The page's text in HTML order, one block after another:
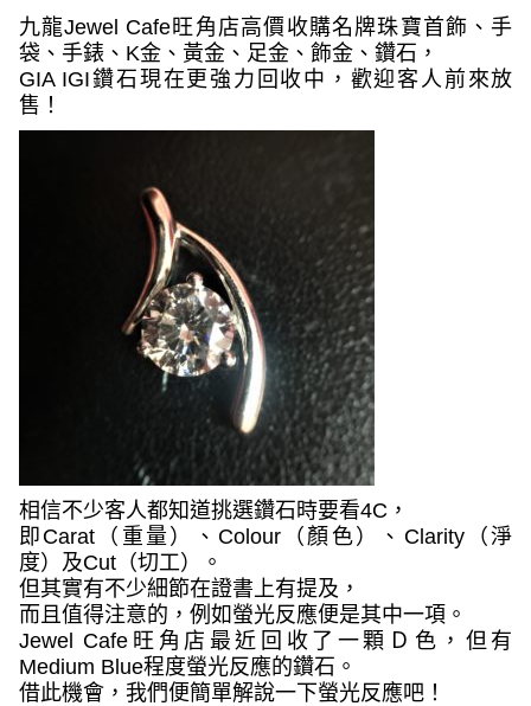
九龍Jewel Cafe旺角店高價收購名牌珠寶首飾、手
袋、手錶、 K金、黃金、足金、飾金、鑽石，
GIA IGI鑽石現在更強力回收中，歡迎客人前來放
售！
相信不少客人都知道挑選鑽石時要看4C ，
即 Carat （重量）、 Colour（顏色）、 Clarity（淨
度）及Cut（切工）。
但其實有不少細節在證書上有提及，
而且值得注意的，例如螢光反應便是其中一項。
Jewel Cafe 旺角店最近回收了一顆Ｄ色，但有
Medium Blue程度螢光反應的鑽石。
借此機會，我們便簡單解說一下螢光反應吧！